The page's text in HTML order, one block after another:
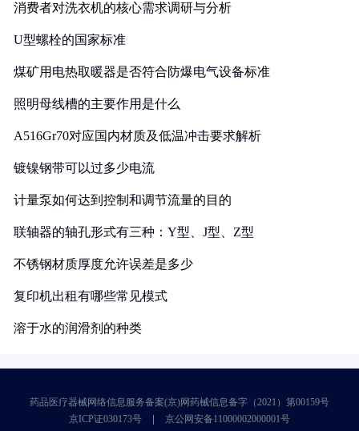
消费者对洗衣机的核心需求调研与分析
U型螺栓的国家标准
煤矿用电热取暖器是否符合防爆电气设备标准
照明母线槽的主要作用是什么
A516Gr70对应国内材质及低温冲击要求解析
镀镍钢带可以过多少电流
计量泵如何达到控制和调节流量的目的
联轴器的轴孔形式有三种：Y型、J型、Z型
不锈钢材质厚度允许误差是多少
复印机出租有哪些常见模式
溶于水的润滑剂的种类
药品医疗器械网络信息服务备案(京)网药械信息备字（2021）第00159号
京ICP证030173号
京公网安备11000002000001号